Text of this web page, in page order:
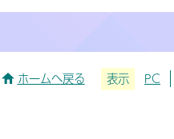
ホームへ戻る 表示 PC